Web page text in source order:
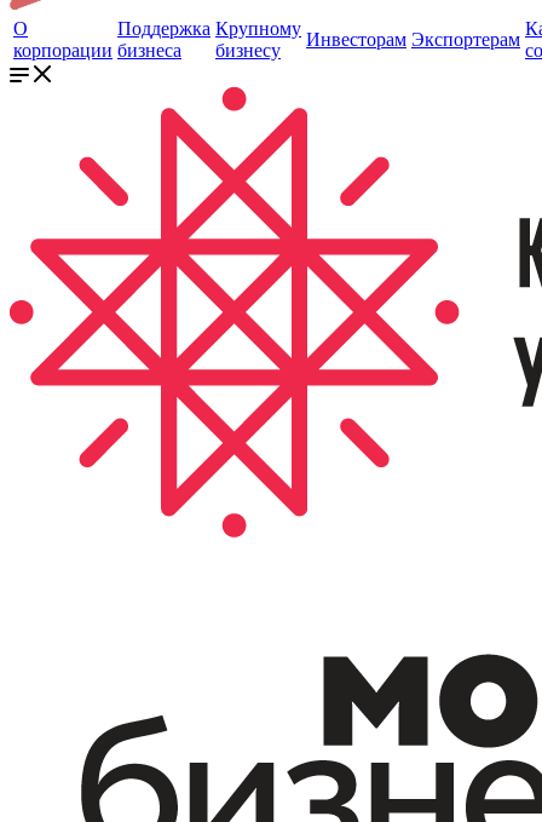
О
корпорации
Поддержка
бизнеса
Крупному
бизнесу
Инвесторам Экспортерам